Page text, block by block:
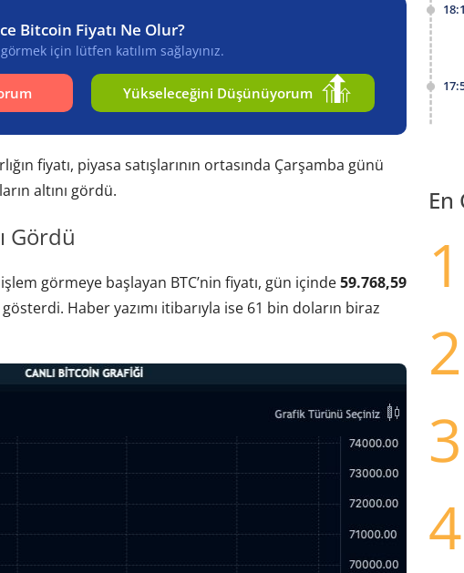
Bitcoin Fiyatı Ne Olur?
için lütfen katılım sağlayınız.
Yükseleceğini Düşünüyorum
fiyatı, piyasa satışlarının ortasında Çarşamba günü
altını gördü.
Gördü
görmeye başlayan BTC’nin fiyatı, gün içinde59.768,59
Haber yazımı itibarıyla ise 61 bin doların biraz
En
1
2
3
4